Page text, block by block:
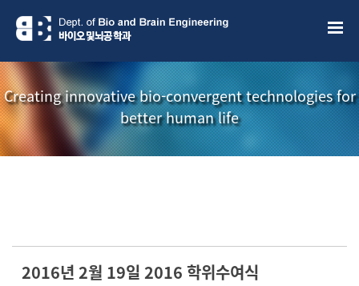
Creating innovative bio-convergent technologies for
better human life
소식지
2016년 2월 19일 2016 학위수여식